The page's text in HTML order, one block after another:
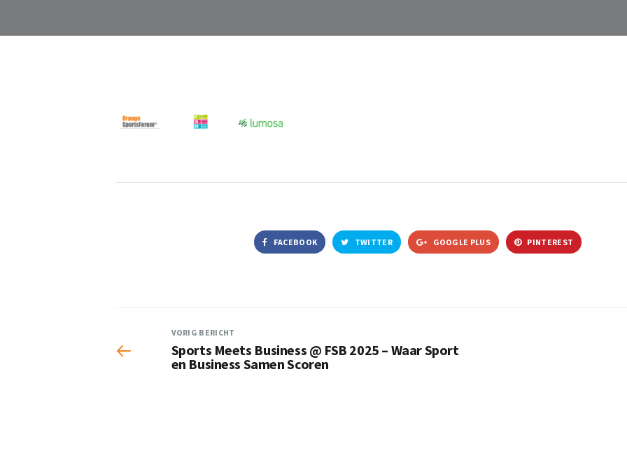
FACEBOOK TWITTER GOOGLE PLUS PINTEREST
VORIG BERICHT
Sports Meets Business @ FSB 2025 – Waar Sport
en Business Samen Scoren